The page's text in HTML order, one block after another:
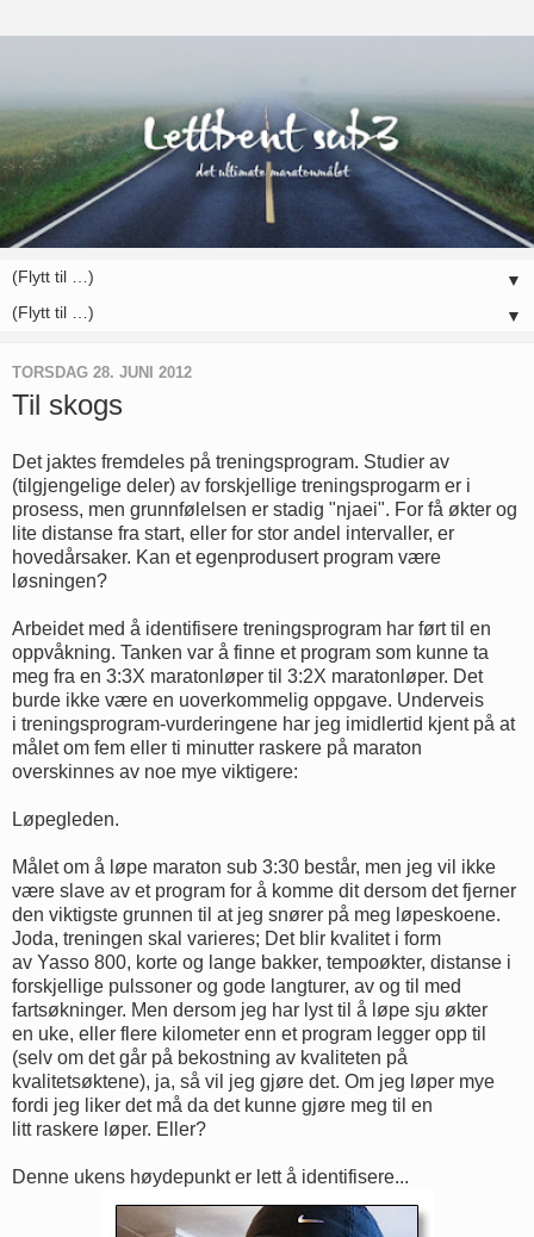
▼
▼
TORSDAG 28. JUNI 2012
Til skogs
Det jaktes fremdeles på treningsprogram. Studier av
(tilgjengelige deler) av forskjellige treningsprogarm er i
prosess, men grunnfølelsen er stadig "njaei". For få økter og
lite distanse fra start, eller for stor andel intervaller, er
hovedårsaker. Kan et egenprodusert program være
løsningen?
Arbeidet med å identifisere treningsprogram har ført til en
oppvåkning. Tanken var å finne et program som kunne ta
meg fra en 3:3X maratonløper til 3:2X maratonløper. Det
burde ikke være en uoverkommelig oppgave. Underveis
i treningsprogram-vurderingene har jeg imidlertid kjent på at
målet om fem eller ti minutter raskere på maraton
overskinnes av noe mye viktigere:
Løpegleden.
Målet om å løpe maraton sub 3:30 består, men jeg vil ikke
være slave av et program for å komme dit dersom det fjerner
den viktigste grunnen til at jeg snører på meg løpeskoene.
Joda, treningen skal varieres; Det blir kvalitet i form
av Yasso 800, korte og lange bakker, tempoøkter, distanse i
forskjellige pulssoner og gode langturer, av og til med
fartsøkninger. Men dersom jeg har lyst til å løpe sju økter
en uke, eller flere kilometer enn et program legger opp til
(selv om det går på bekostning av kvaliteten på
kvalitetsøktene), ja, så vil jeg gjøre det. Om jeg løper mye
fordi jeg liker det må da det kunne gjøre meg til en
litt raskere løper. Eller?
Denne ukens høydepunkt er lett å identifisere...